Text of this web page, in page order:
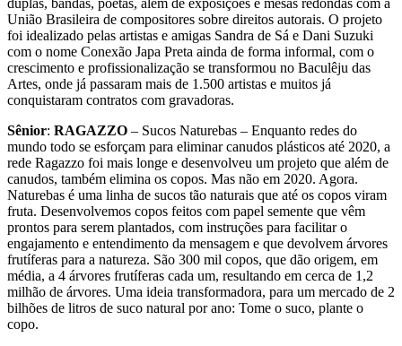
duplas, bandas, poetas, além de exposições e mesas redondas com a
União Brasileira de compositores sobre direitos autorais. O projeto
foi idealizado pelas artistas e amigas Sandra de Sá e Dani Suzuki
com o nome Conexão Japa Preta ainda de forma informal, com o
crescimento e profissionalização se transformou no Baculêju das
Artes, onde já passaram mais de 1.500 artistas e muitos já
conquistaram contratos com gravadoras.
Sênior: RAGAZZO – Sucos Naturebas – Enquanto redes do
mundo todo se esforçam para eliminar canudos plásticos até 2020, a
rede Ragazzo foi mais longe e desenvolveu um projeto que além de
canudos, também elimina os copos. Mas não em 2020. Agora.
Naturebas é uma linha de sucos tão naturais que até os copos viram
fruta. Desenvolvemos copos feitos com papel semente que vêm
prontos para serem plantados, com instruções para facilitar o
engajamento e entendimento da mensagem e que devolvem árvores
frutíferas para a natureza. São 300 mil copos, que dão origem, em
média, a 4 árvores frutíferas cada um, resultando em cerca de 1,2
milhão de árvores. Uma ideia transformadora, para um mercado de 2
bilhões de litros de suco natural por ano: Tome o suco, plante o
copo.